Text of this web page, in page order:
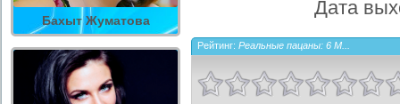
Бахыт Жуматова
Дата
Рейтинг: Реальные пацаны: 6 М...